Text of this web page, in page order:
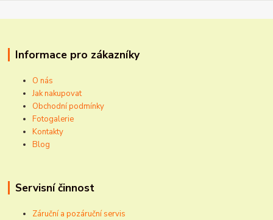
Informace pro zákazníky
O nás
Jak nakupovat
Obchodní podmínky
Fotogalerie
Kontakty
Blog
Servisní činnost
Záruční a pozáruční servis